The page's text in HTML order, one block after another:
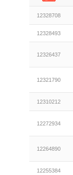
12328708
12328493
12326437
12321790
12310212
12272934
12264890
12255384